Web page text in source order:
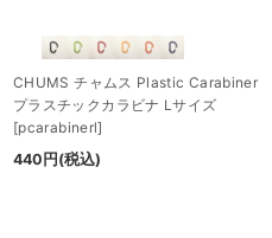
CHUMS チャムス Plastic Carabiner
プラスチックカラビナ Lサイズ
[pcarabinerl]
440円(税込)